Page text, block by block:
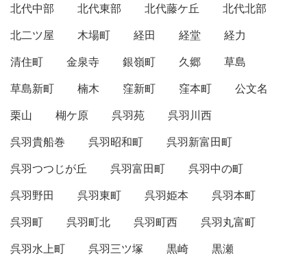
北代中部
北代東部 北代藤ケ丘
北代北部
北二ツ屋
木場町 経田 経堂
経力
清住町
金泉寺 銀嶺町 久郷
草島
草島新町
楠木 窪新町 窪本町
公文名
栗山
楜ケ原 呉羽苑
呉羽川西
呉羽貴船巻
呉羽昭和町
呉羽新富田町
呉羽つつじが丘
呉羽富田町
呉羽中の町
呉羽野田
呉羽東町 呉羽姫本
呉羽本町
呉羽町
呉羽町北 呉羽町西
呉羽丸富町
呉羽水上町
呉羽三ツ塚 黒崎
黒瀬